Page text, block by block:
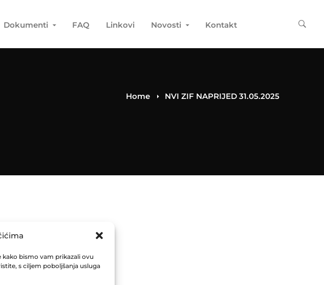
bismo vam prikazali ovu
s ciljem poboljšanja usluga
Dokumenti FAQ Linkovi Novosti Kontakt
Home NVI ZIF NAPRIJED 31.05.2025